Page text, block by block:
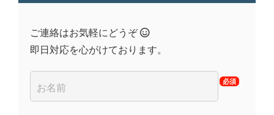
ご連絡はお気軽にどうぞ
即日対応を心がけております。
必須